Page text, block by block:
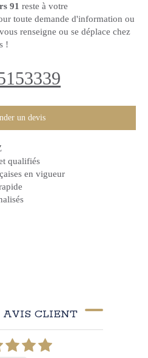
91 reste à votre
toute demande d'information ou
renseigne ou se déplace chez
!
un devis
qualifiés
en vigueur
AVIS CLIENT